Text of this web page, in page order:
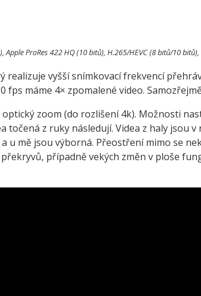
Apple ProRes 422 HQ (10 bitů), H.265/HEVC (8 bitů/10
realizuje vyšší snímkovací frekvencí
máme 4× zpomalené video.
zoom (do rozlišení 4k). Možnosti
točená z ruky následují. Videa z haly jsou
u mě jsou výborná. Přeostření mimo se
případně vekých změn v ploše